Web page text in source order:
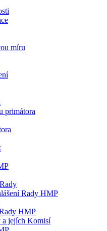
míru
primátora
Rady HMP
HMP
a jejích Komisí